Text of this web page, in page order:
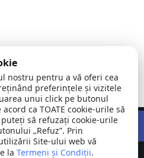
Comuna © Toate
Relații Publice SRL
nostru pentru a vă oferi cea
preferințele și vizitele
unui click pe butonul
ca TOATE cookie-urile să
să refuzați cookie-urile
„Refuz”. Prin
Site-ului web vă
la Termeni și Condiții.